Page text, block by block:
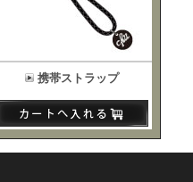
携帯ストラップ